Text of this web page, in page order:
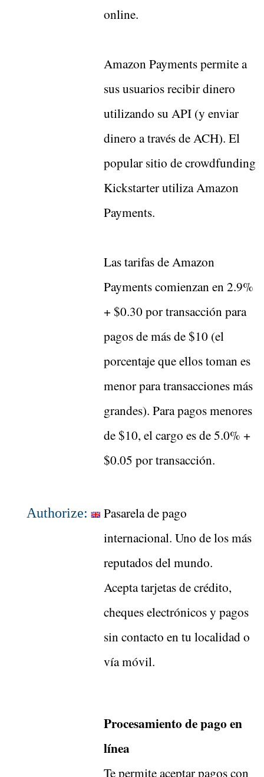
online.
Amazon Payments permite a
sus usuarios recibir dinero
utilizando su API (y enviar
dinero a través de ACH). El
popular sitio de crowdfunding
Kickstarter utiliza Amazon
Payments.
Las tarifas de Amazon
Payments comienzan en 2.9%
+ $0.30 por transacción para
pagos de más de $10 (el
porcentaje que ellos toman es
menor para transacciones más
grandes). Para pagos menores
de $10, el cargo es de 5.0% +
$0.05 por transacción.
Authorize:
Pasarela de pago
internacional. Uno de los más
reputados del mundo.
Acepta tarjetas de crédito,
cheques electrónicos y pagos
sin contacto en tu localidad o
vía móvil.
Procesamiento de pago en
línea
Te permite aceptar pagos con